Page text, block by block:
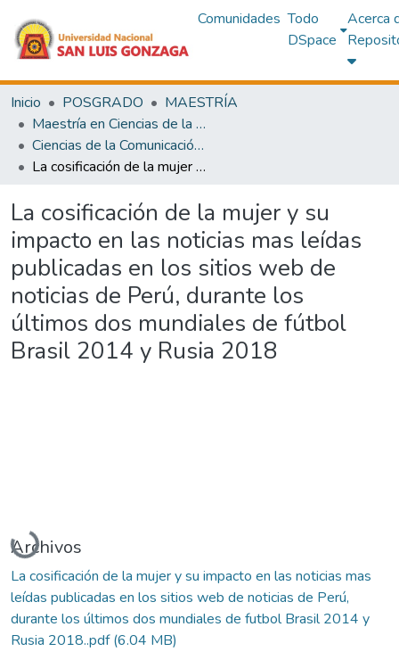
Comunidades Todo
DSpace
Acerca
Inicio POSGRADO
MAESTRÍA
Maestría en Ciencias de la Comunicación
Ciencias de la Comunicación con mención en Comunicación para el Desarrollo
La cosificación de la mujer y su impacto en las noticias mas leídas publicadas en los sitios web de noticias de Perú, durante los últimos dos mundiales de fútbol Brasil 2014 y Rusia 2018
La cosificación de la mujer y su
impacto en las noticias mas leídas
publicadas en los sitios web de
noticias de Perú, durante los
últimos dos mundiales de fútbol
Brasil 2014 y Rusia 2018
Cargando...
Archivos
La cosificación de la mujer y su impacto en las noticias mas
leídas publicadas en los sitios web de noticias de Perú,
durante los últimos dos mundiales de futbol Brasil 2014 y
Rusia 2018..pdf(6.04 MB)